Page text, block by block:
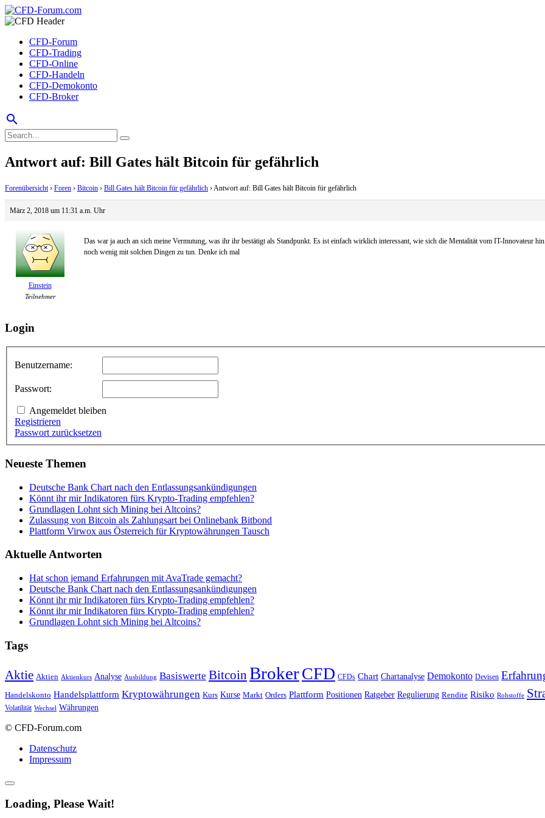
CFD-Forum
CFD-Trading
CFD-Online
CFD-Handeln
CFD-Demokonto
CFD-Broker
search
Antwort auf: Bill Gates hält Bitcoin für gefährlich
Forenübersicht › Foren › Bitcoin › Bill Gates hält Bitcoin für gefährlich ›Antwort auf: Bill Gates hält Bitcoin für gefährlich
März 2, 2018 um 11:31 a.m. Uhr
Einstein
Teilnehmer
Das war ja auch an sich meine Vermutung, was ihr ihr bestätigt als Standpunkt. Es ist einfach wirklich interessant, wie sich die Mentalität vom IT-Innovateur
noch wenig mit solchen Dingen zu tun. Denke ich mal
Login
Benutzername:
Passwort:
Angemeldet bleiben
Registrieren
Passwort zurücksetzen
Neueste Themen
Deutsche Bank Chart nach den Entlassungsankündigungen
Könnt ihr mir Indikatoren fürs Krypto-Trading empfehlen?
Grundlagen Lohnt sich Mining bei Altcoins?
Zulassung von Bitcoin als Zahlungsart bei Onlinebank Bitbond
Plattform Virwox aus Österreich für Kryptowährungen Tausch
Aktuelle Antworten
Hat schon jemand Erfahrungen mit AvaTrade gemacht?
Deutsche Bank Chart nach den Entlassungsankündigungen
Könnt ihr mir Indikatoren fürs Krypto-Trading empfehlen?
Könnt ihr mir Indikatoren fürs Krypto-Trading empfehlen?
Grundlagen Lohnt sich Mining bei Altcoins?
Tags
Aktie Aktien Aktienkurs Analyse Ausbildung Basiswerte Bitcoin BrokerCFD CFDs Chart Chartanalyse Demokonto Devisen
Handelskonto Handelsplattform Kryptowährungen Kurs Kurse Markt Orders Plattform Positionen Ratgeber Regulierung Rendite Risiko Rohstoffe
Volatilität Wechsel Währungen
© CFD-Forum.com
Datenschutz
Impressum
Loading, Please Wait!